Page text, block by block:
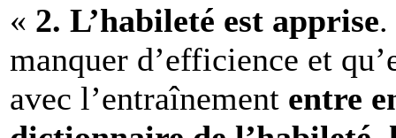
« 2. L’habileté est apprise
manquer d’efficience et
avec l’entraînement entre